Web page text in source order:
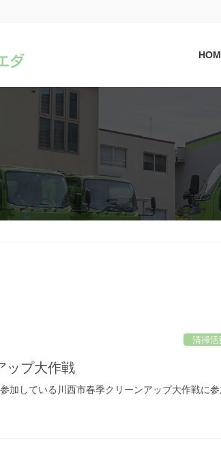
清掃活
ップ大作戦
加している川西市春季クリーンアップ大作戦に参